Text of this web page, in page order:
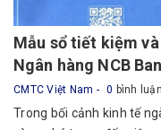
Mẫu sổ tiết kiệm
Ngân hàng NCB
CMTC Việt Nam 0 bình luận
Trong bối cảnh kinh tế